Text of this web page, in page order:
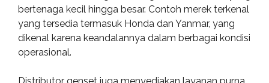
bertenaga kecil hingga besar. Contoh merek terkenal
yang tersedia termasuk Honda dan Yanmar, yang
dikenal karena keandalannya dalam berbagai kondisi
operasional.